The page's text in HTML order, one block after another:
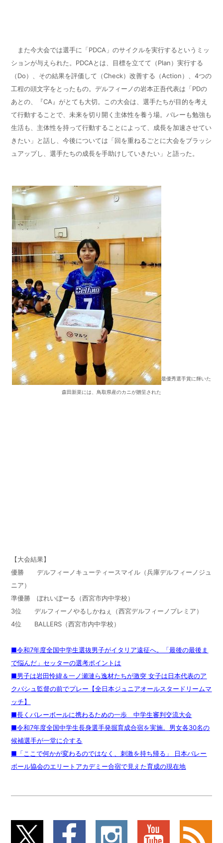
また今大会では選手に「PDCA 」のサイクルを実行するというミッ
ションが与えられた。 PDCAとは、目標を立てて（Plan）実行する
（Do）、その結果を評価して（Check）改善する（Action）、4つの
工程の頭文字をとったもの。デルフィーノの岩本正吾代表は「PDの
あとの、『CA』がとても大切。この大会は、選手たちが目的を考え
て行動することで、未来を切り開く主体性を養う場。バレーも勉強も
生活も、主体性を持って行動することによって、成長を加速させてい
きたい」と話し、今後については「回を重ねるごとに大会をブラッシ
ュアップし、選手たちの成長を手助けしていきたい」と語った。
最優秀選手賞に輝いた
森田新菜には、鳥取県産のカニが贈呈された
【大会結果】
優勝 デルフィーノキューティースマイル（兵庫デルフィーノジュ
ニア）
準優勝 ぼれいぼーる（西宮市内中学校）
3位 デルフィーノやるしかねぇ（西宮デルフィーノプレミア）
4位 BALLERS （西宮市内中学校）
■令和7年度全国中学生選抜男子がイタリア遠征へ。「最後の最後ま
で悩んだ」セッターの選考ポイントは
■男子は岩田怜緯＆一ノ瀬漣ら逸材たちが激突 女子は日本代表のア
クバシュ監督の前でプレー【全日本ジュニアオールスタードリームマ
ッチ】
■長くバレーボールに携わるための一歩 中学生審判交流大会
■令和7年度全国中学生長身選手発掘育成合宿を実施。男女各30名の
候補選手が一堂に介する
■「ここで何かが変わるのではなく、刺激を持ち帰る」 日本バレー
ボール協会のエリートアカデミー合宿で見えた育成の現在地